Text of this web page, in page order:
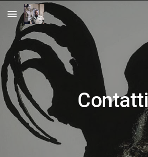
Skip to main content
Contatti